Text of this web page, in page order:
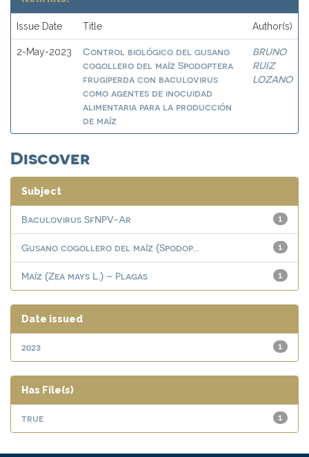
Issue Date Title Author(s)
2-May-2023
Control biológico del gusano
cogollero del maíz Spodoptera
frugiperda con baculovirus
como agentes de inocuidad
alimentaria para la producción
de maíz
BRUNO
RUIZ
LOZANO
Discover
Subject
1
Baculovirus SfNPV-Ar
1
Gusano cogollero del maíz (Spodop...
1
Maíz (Zea mays L.) – Plagas
Date issued
1
2023
Has File(s)
1
true